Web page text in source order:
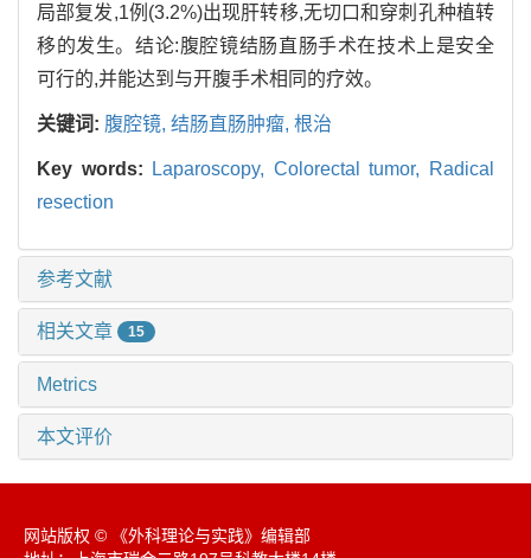
局部复发,1例(3.2%)出现肝转移,无切口和穿刺孔种植转
移的发生。结论:腹腔镜结肠直肠手术在技术上是安全
可行的,并能达到与开腹手术相同的疗效。
关键词: 腹腔镜, 结肠直肠肿瘤, 根治
Key words: Laparoscopy, Colorectal tumor,
Radical
resection
参考文献
相关文章 15
Metrics
本文评价
网站版权 © 《外科理论与实践》编辑部